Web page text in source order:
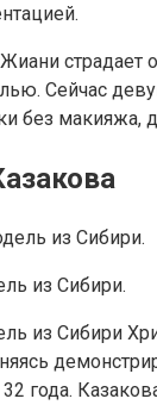
страдает
Сейчас
без макияжа,
из Сибири.
из Сибири
года.